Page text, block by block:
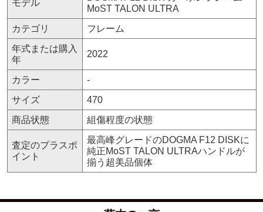
モデル
MoST TALON ULTRA
カテゴリ
フレーム
年式または購入
年
2022
カラー
-
サイズ
470
商品状態
組傷程度の状態
査定のプラスポ
イント
最高峰グレードのDOGMA F12 DISKに
純正MoST TALON ULTRAハンドルが
揃う超美品個体